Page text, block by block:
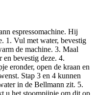
espressomachine. Hij
1. Vul met water, bevestig
de machine. 3. Maal
bevestig deze. 4.
eronder, open de kraan en
Stap 3 en 4 kunnen
in de Bellmann zit. 5.
u het stoompijpje om dit op